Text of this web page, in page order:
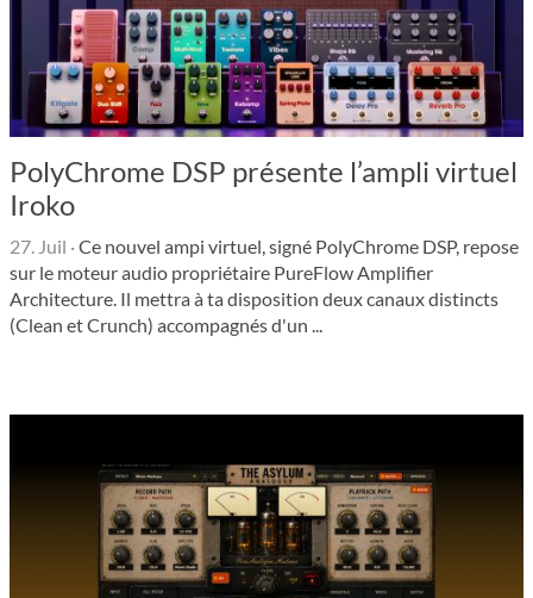
PolyChrome DSP présente l’ampli virtuel
Iroko
27. Juil ·Ce nouvel ampi virtuel, signé PolyChrome DSP, repose
sur le moteur audio propriétaire PureFlow Amplifier
Architecture. Il mettra à ta disposition deux canaux distincts
(Clean et Crunch) accompagnés d'un ...